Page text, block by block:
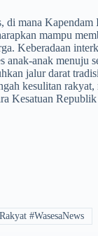
di mana
mampu
Keberadaan
anak-anak menuju
jalur darat
kesulitan rakyat,
Kesatuan
#WasesaNews